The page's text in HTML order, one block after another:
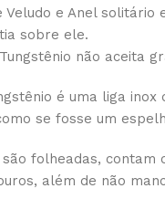
Veludo e Anel
sobre ele.
não aceita
é uma liga
se fosse um
são folheadas,
além de não